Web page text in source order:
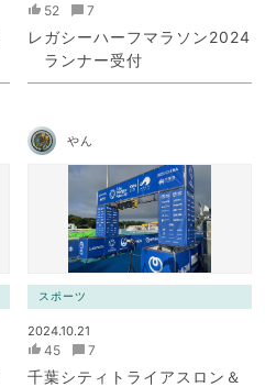
52 7
レガシーハーフマラソン2024
ランナー受付
やん
スポーツ
2024.10.21
45 7
千葉シティトライアスロン＆